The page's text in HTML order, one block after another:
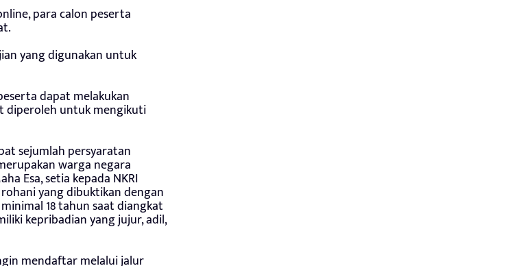
para calon peserta
yang digunakan untuk
dapat melakukan
diperoleh untuk mengikuti
sejumlah persyaratan
warga negara
Esa, setia kepada NKRI
rohani yang dibuktikan dengan
18 tahun saat diangkat
kepribadian yang jujur, adil,
mendaftar melalui jalur